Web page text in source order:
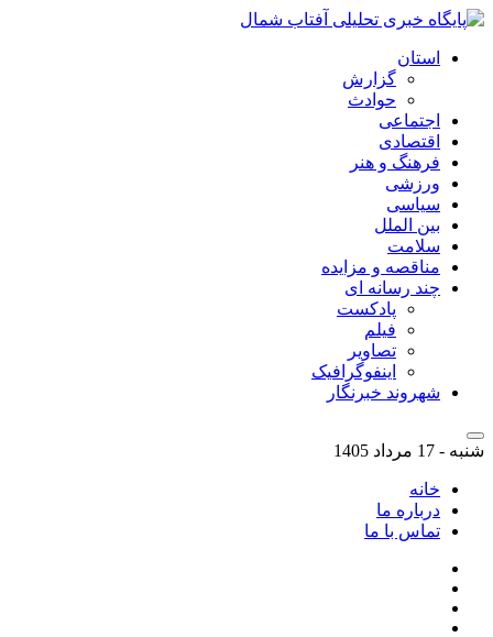
استان
گزارش
حوادث
اجتماعی
اقتصادی
فرهنگ و هنر
ورزشی
سیاسی
بین الملل
سلامت
مناقصه و مزایده
چند رسانه ای
پادکست
فیلم
تصاویر
اینفوگرافیک
شهروند خبرنگار
شنبه - 17 مرداد 1405
خانه
درباره ما
تماس با ما